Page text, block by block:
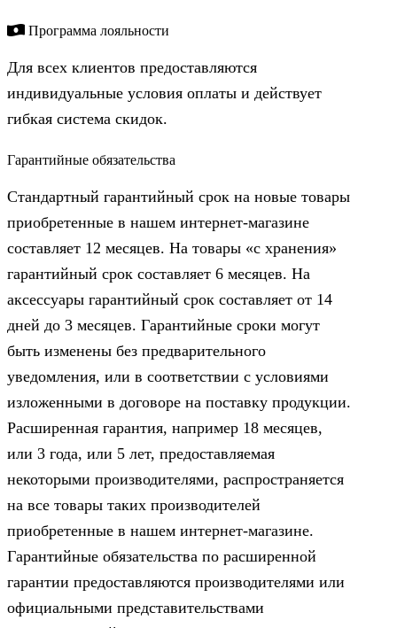
Программа лояльности
Для всех клиентов предоставляются
индивидуальные условия оплаты и действует
гибкая система скидок.
Гарантийные обязательства
Стандартный гарантийный срок на новые товары
приобретенные в нашем интернет-магазине
составляет 12 месяцев. На товары «с хранения»
гарантийный срок составляет 6 месяцев. На
аксессуары гарантийный срок составляет от 14
дней до 3 месяцев. Гарантийные сроки могут
быть изменены без предварительного
уведомления, или в соответствии с условиями
изложенными в договоре на поставку продукции.
Расширенная гарантия, например 18 месяцев,
или 3 года, или 5 лет, предоставляемая
некоторыми производителями, распространяется
на все товары таких производителей
приобретенные в нашем интернет-магазине.
Гарантийные обязательства по расширенной
гарантии предоставляются производителями или
официальными представительствами